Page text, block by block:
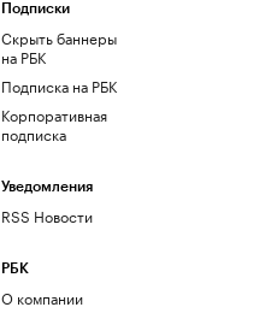
Подписки
Скрыть баннеры
на РБК
Подписка на РБК
Корпоративная
подписка
Уведомления
RSS Новости
РБК
О компании